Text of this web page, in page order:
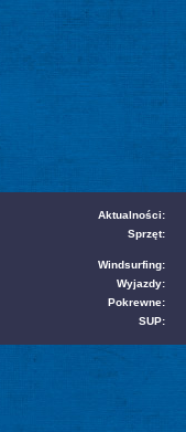
Aktualności:
Sprzęt:
Windsurfing:
Wyjazdy:
Pokrewne:
SUP: